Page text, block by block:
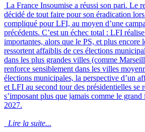
La France Insoumise a réussi son pari. Le
décidé de tout faire pour son éradication
compliqué pour LFI, au moyen d’une
précédents. C’est un échec total : LFI
importantes, alors que le PS, et plus encore
ressortent affaiblis de ces élections
dans les plus grandes villes (comme
renforce sensiblement dans les villes
élections municipales, la perspective d’un
et LFI au second tour des présidentielles se
s’imposant plus que jamais comme le grand
2027.
Lire la suite...